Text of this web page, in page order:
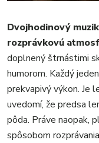
Dvojhodinový
rozprávkovú
doplnený štrnástimi
humorom. Každý
prekvapivý výkon. Je
uvedomí, že predsa
pôda. Práve naopak,
spôsobom